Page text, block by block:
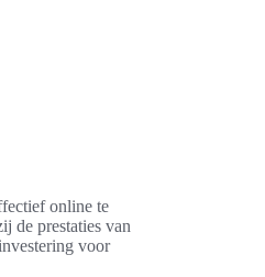
online te
de prestaties van
voor